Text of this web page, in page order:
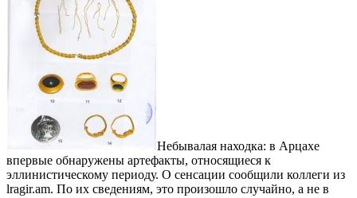
Небывалая находка: в Арцахе
впервые обнаружены артефакты, относящиеся к
эллинистическому периоду. О сенсации сообщили коллеги из
lragir.am. По их сведениям, это произошло случайно, а не в